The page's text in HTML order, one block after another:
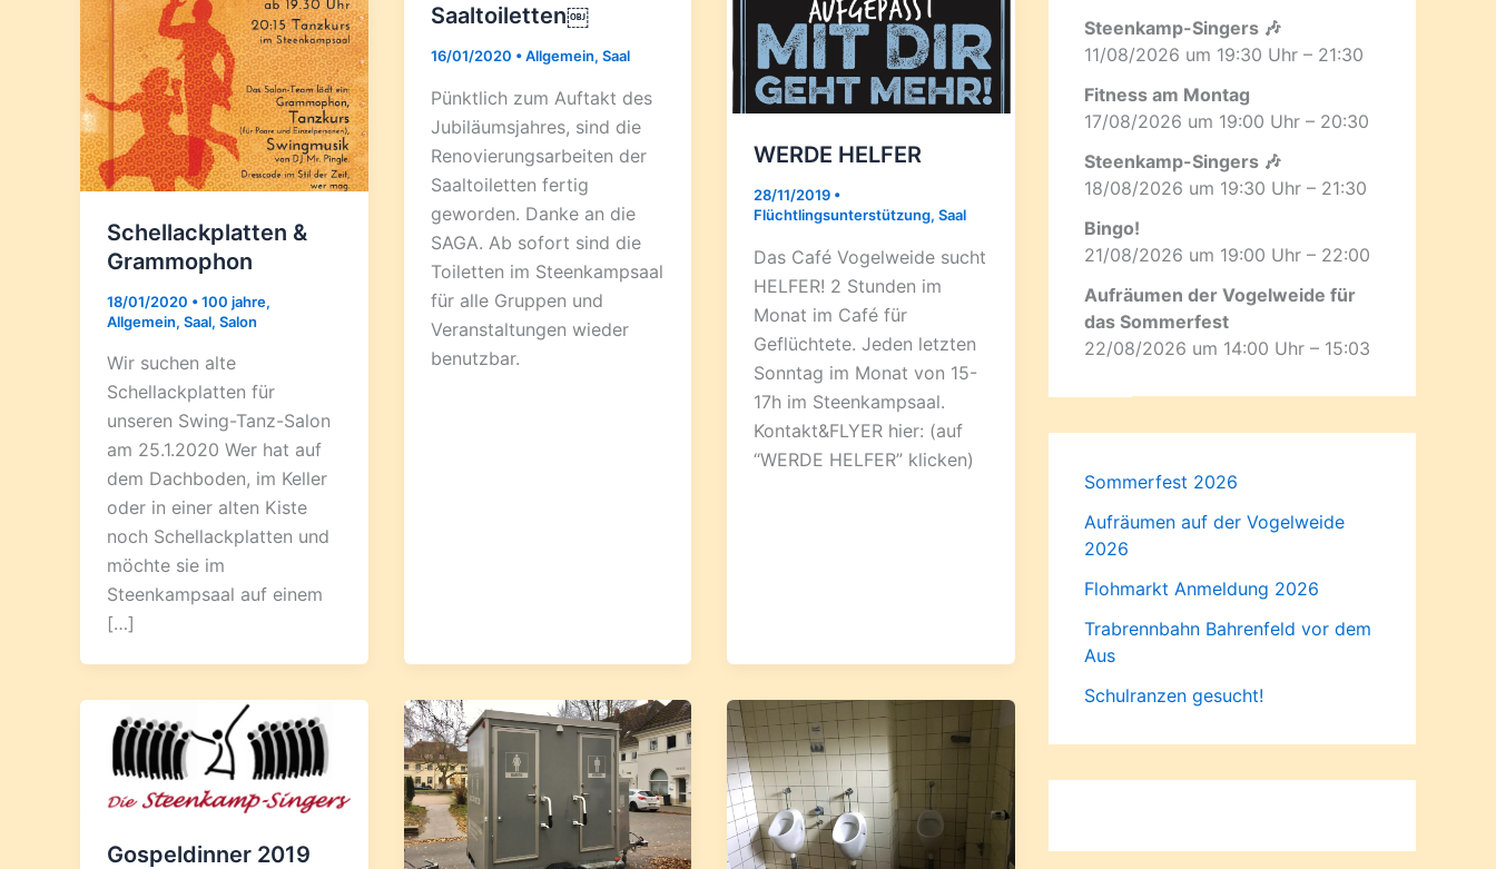
Schellackplatten &
Grammophon
18/01/2020 •100 jahre,
Allgemein, Saal, Salon
Wir suchen alte
Schellackplatten für
unseren Swing-Tanz-Salon
am 25.1.2020 Wer hat auf
dem Dachboden, im Keller
oder in einer alten Kiste
noch Schellackplatten und
möchte sie im
Steenkampsaal auf einem
[…]
Saaltoiletten￼
16/01/2020 •Allgemein, Saal
Pünktlich zum Auftakt des
Jubiläumsjahres, sind die
Renovierungsarbeiten der
Saaltoiletten fertig
geworden. Danke an die
SAGA. Ab sofort sind die
Toiletten im Steenkampsaal
für alle Gruppen und
Veranstaltungen wieder
benutzbar.
WERDE HELFER
28/11/2019 •
Flüchtlingsunterstützung,Saal
Das Café Vogelweide sucht
HELFER! 2 Stunden im
Monat im Café für
Geflüchtete. Jeden letzten
Sonntag im Monat von 15-
17h im Steenkampsaal.
Kontakt&FLYER hier: (auf
“WERDE HELFER” klicken)
Gospeldinner 2019
Steenkamp-Singers 🎶
11/08/2026 um 19:30 Uhr – 21:30
Fitness am Montag
17/08/2026 um 19:00 Uhr – 20:30
Steenkamp-Singers 🎶
18/08/2026 um 19:30 Uhr – 21:30
Bingo!
21/08/2026 um 19:00 Uhr – 22:00
Aufräumen der Vogelweide für
das Sommerfest
22/08/2026 um 14:00 Uhr – 15:03
Sommerfest 2026
Aufräumen auf der Vogelweide
2026
Flohmarkt Anmeldung 2026
Trabrennbahn Bahrenfeld vor dem
Aus
Schulranzen gesucht!